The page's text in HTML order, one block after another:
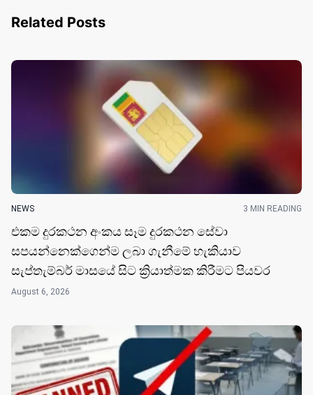
Related Posts
NEWS 3 MIN READING
එකම දුරකථන අංකය සෑම දුරකථන සේවා
සපයන්නෙක්ගෙන්ම ලබා ගැනීමේ හැකියාව
සැප්තැම්බර් මාසයේ සිට ක්‍රියාත්මක කිරීමට පියවර
August 6, 2026